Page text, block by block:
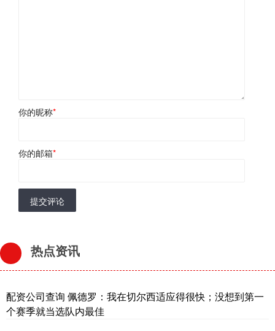
你的昵称*
你的邮箱*
提交评论
热点资讯
配资公司查询 佩德罗：我在切尔西适应得很快；没想到第一
个赛季就当选队内最佳